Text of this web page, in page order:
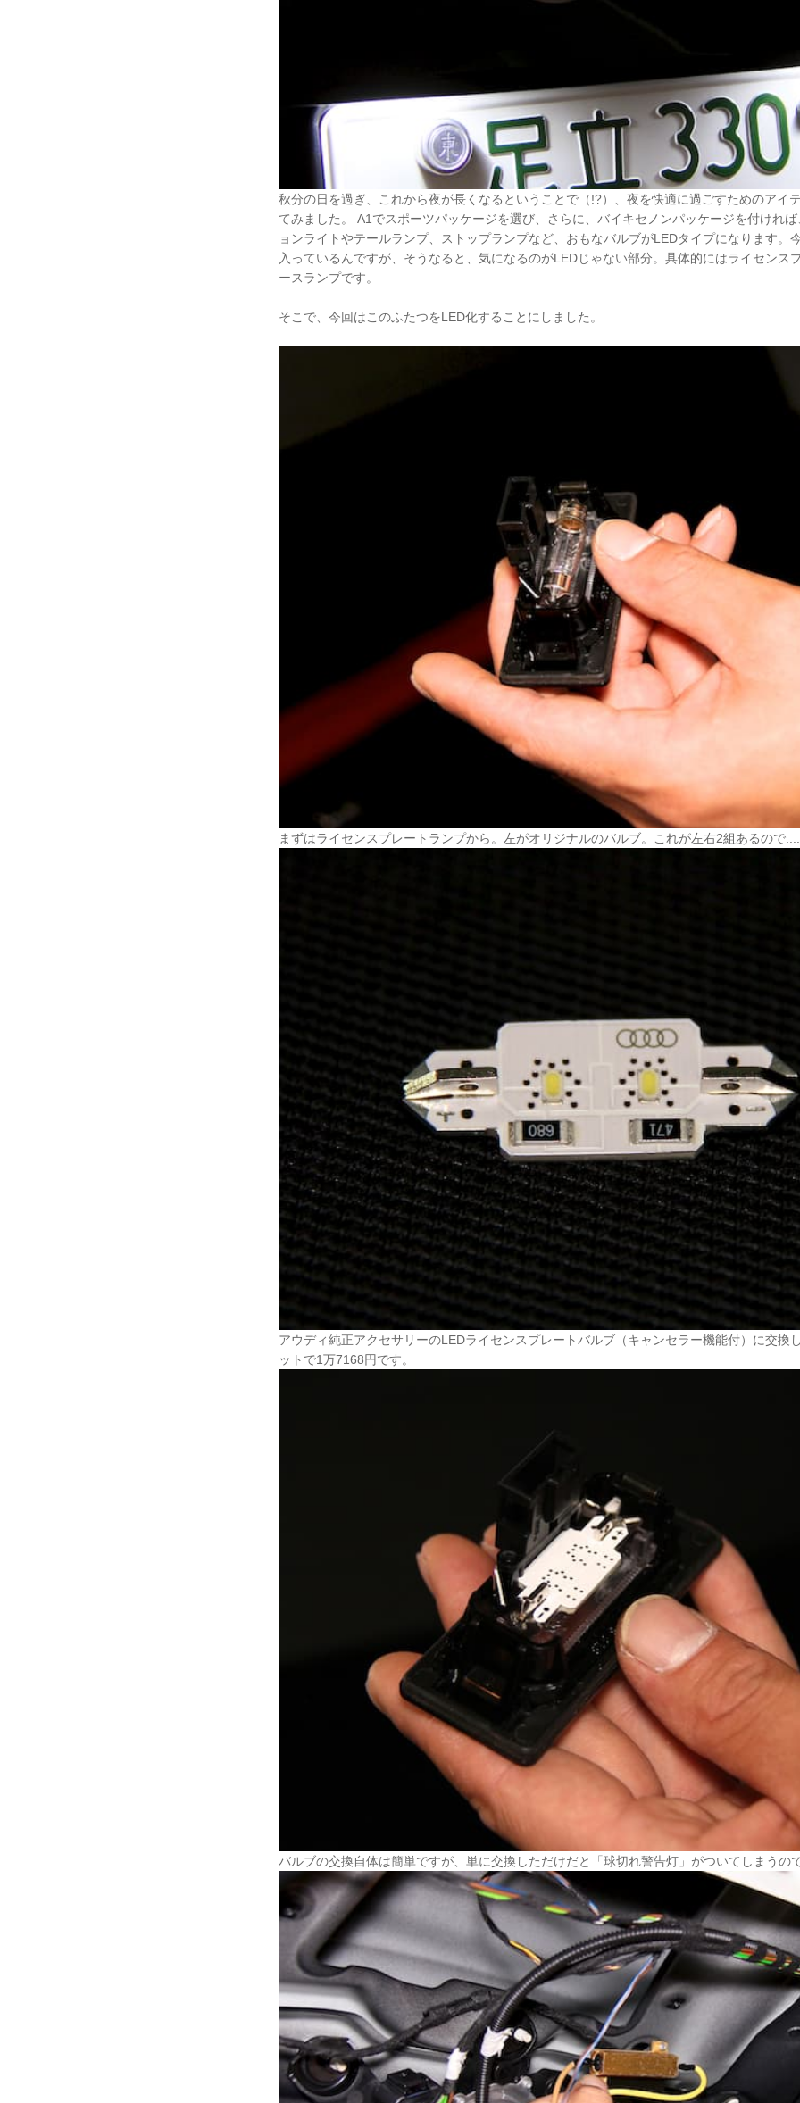
秋分の日を過ぎ、これから夜が長くなるということで（!?）、夜を快適に過ごすためのアイ
てみました。 A1でスポーツパッケージを選び、さらに、バイキセノンパッケージを付けれ
ョンライトやテールランプ、ストップランプなど、おもなバルブがLEDタイプになります。
入っているんですが、そうなると、気になるのがLEDじゃない部分。具体的にはライセンス
ースランプです。
そこで、今回はこのふたつをLED化することにしました。
まずはライセンスプレートランプから。左がオリジナルのバルブ。これが左右2組あるので
アウディ純正アクセサリーのLEDライセンスプレートバルブ（キャンセラー機能付）に交換
ットで1万7168円です。
バルブの交換自体は簡単ですが、単に交換しただけだと「球切れ警告灯」がついてしまうの